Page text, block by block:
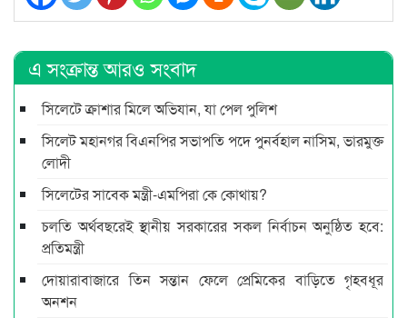
এ সংক্রান্ত আরও সংবাদ
সিলেটে ক্রাশার মিলে অভিযান, যা পেল পুলিশ
সিলেট মহানগর বিএনপির সভাপতি পদে পুনর্বহাল নাসিম, ভারমুক্ত
লোদী
সিলেটের সাবেক মন্ত্রী-এমপিরা কে কোথায়?
চলতি অর্থবছরেই স্থানীয় সরকারের সকল নির্বাচন অনুষ্ঠিত হবে:
প্রতিমন্ত্রী
দোয়ারাবাজারে তিন সন্তান ফেলে প্রেমিকের বাড়িতে গৃহবধূর
অনশন